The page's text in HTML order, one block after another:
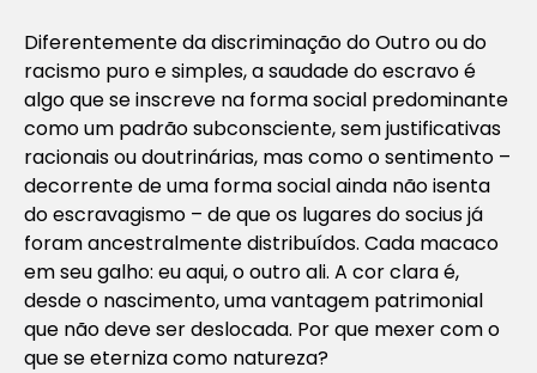
Diferentemente da discriminação do Outro ou do
racismo puro e simples, a saudade do escravo é
algo que se inscreve na forma social predominante
como um padrão subconsciente, sem justificativas
racionais ou doutrinárias, mas como o sentimento –
decorrente de uma forma social ainda não isenta
do escravagismo – de que os lugares dosociusjá
foram ancestralmente distribuídos. Cada macaco
em seu galho: eu aqui, o outro ali. A cor clara é,
desde o nascimento, uma vantagem patrimonial
que não deve ser deslocada. Por que mexer com o
que se eterniza como natureza?